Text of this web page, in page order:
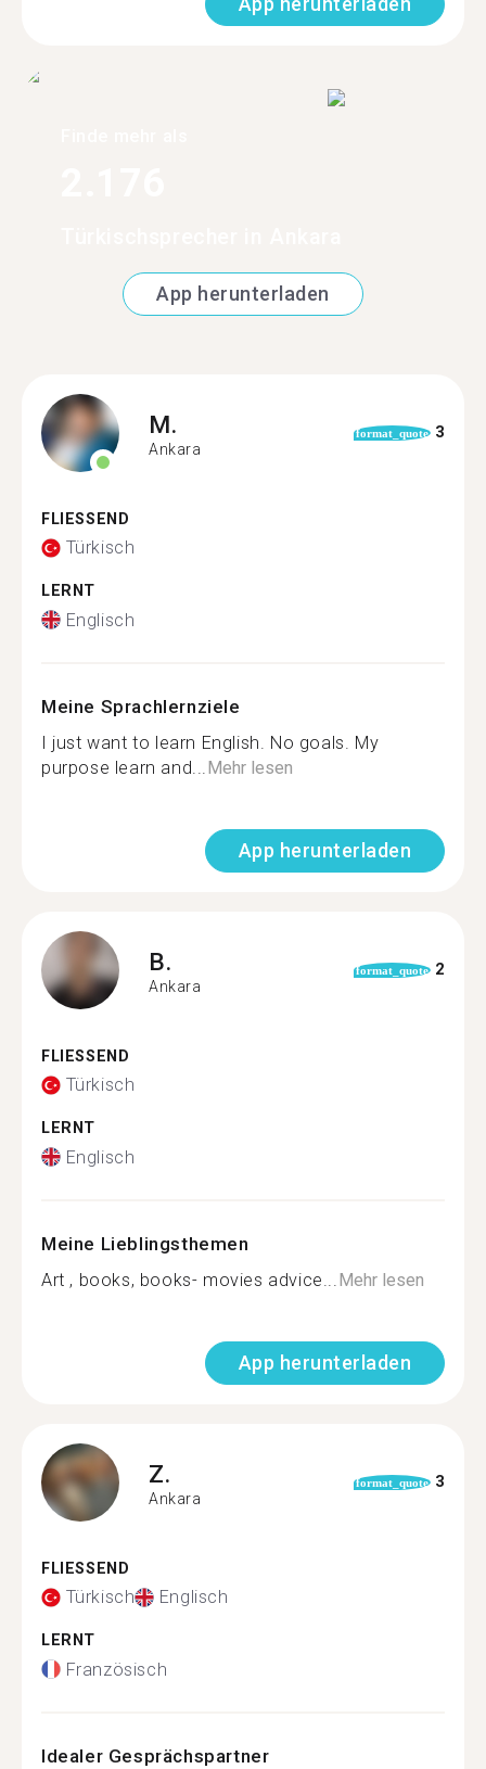
App herunterladen
M.
Ankara
format_quote 3
FLIESSEND
Türkisch
LERNT
Englisch
Meine Sprachlernziele
I just want to learn English. No goals. My
purpose learn and... Mehr lesen
App herunterladen
B.
Ankara
format_quote 2
FLIESSEND
Türkisch
LERNT
Englisch
Meine Lieblingsthemen
Art , books, books- movies advice... Mehr lesen
App herunterladen
Z.
Ankara
format_quote 3
FLIESSEND
Türkisch Englisch
LERNT
Französisch
Idealer Gesprächspartner